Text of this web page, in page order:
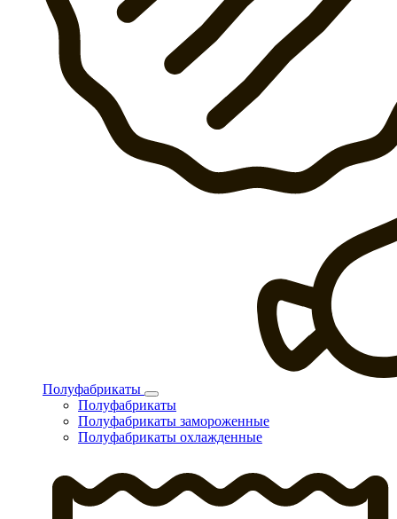
Полуфабрикаты
Полуфабрикаты
Полуфабрикаты замороженные
Полуфабрикаты охлажденные